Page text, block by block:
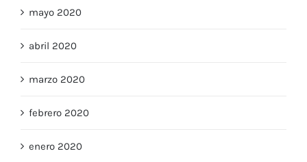
mayo 2020
abril 2020
marzo 2020
febrero 2020
enero 2020